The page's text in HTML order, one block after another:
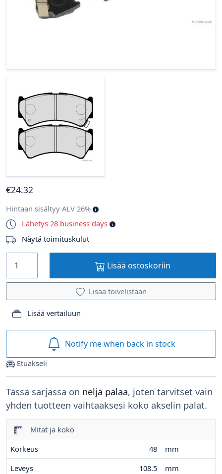
Etuakseli
Tässä sarjassa on neljä palaa, joten tarvitset vain
yhden tuotteen vaihtaaksesi koko akselin palat.
Mitat ja koko
Korkeus
48
mm
Leveys
108.5
mm
€24.32
Hintaan sisältyy ALV 26%
Lähetys 28 business days
Näytä toimituskulut
Lisää ostoskoriin
Lisää toivelistaan
Lisää vertailuun
Notify me when back in stock